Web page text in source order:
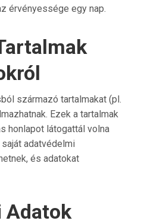
érvényessége egy nap.
származó tartalmakat (pl.
Ezek a tartalmak
honlapot látogattál volna
adatvédelmi
és adatokat
Adatok